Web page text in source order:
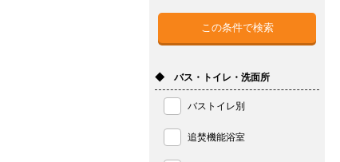
◆ バス・トイレ・洗面所
バストイレ別
追焚機能浴室